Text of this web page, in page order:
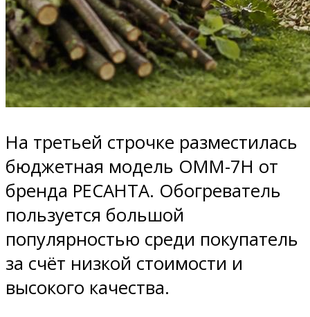
На третьей строчке разместилась
бюджетная модель ОММ-7Н от
бренда РЕСАНТА. Обогреватель
пользуется большой
популярностью среди покупатель
за счёт низкой стоимости и
высокого качества.